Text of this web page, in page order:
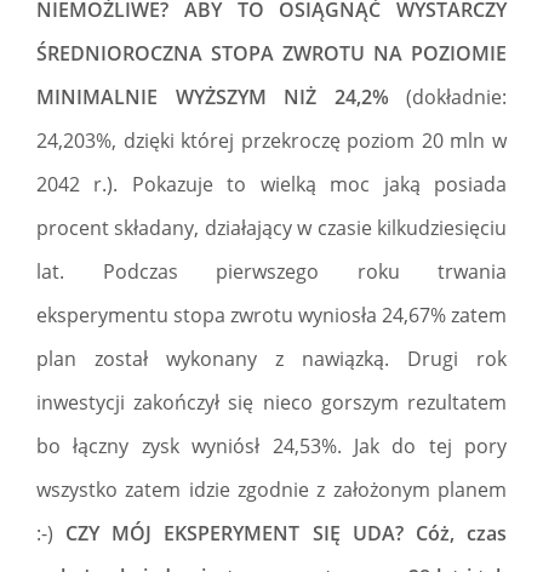
NIEMOŻLIWE? ABY TO OSIĄGNĄĆ WYSTARCZY
ŚREDNIOROCZNA STOPA ZWROTU NA POZIOMIE
MINIMALNIE WYŻSZYM NIŻ 24,2% (dokładnie:
24,203%, dzięki której przekroczę poziom 20 mln w
2042 r.). Pokazuje to wielką moc jaką posiada
procent składany, działający w czasie kilkudziesięciu
lat. Podczas pierwszego roku trwania
eksperymentu stopa zwrotu wyniosła 24,67% zatem
plan został wykonany z nawiązką. Drugi rok
inwestycji zakończył się nieco gorszym rezultatem
bo łączny zysk wyniósł 24,53%. Jak do tej pory
wszystko zatem idzie zgodnie z założonym planem
:-) CZY MÓJ EKSPERYMENT SIĘ UDA? Cóż, czas